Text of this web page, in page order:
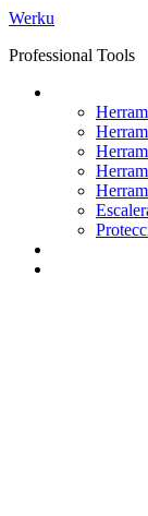
Werku
Professional Tools